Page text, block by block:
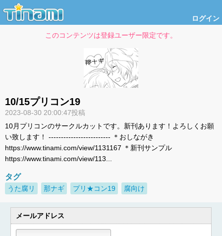
ログイン
このコンテンツは登録ユーザー限定です。
10/15プリコン19
2023-08-30 20:00:47投稿
10月プリコンのサークルカットです。新刊あります！よろしくお願
い致します！ ------------------------- ＊おしながき
https://www.tinami.com/view/1131167 ＊新刊サンプル
https://www.tinami.com/view/113...
タグ
うた腐リ 那ナギ プリ★コン19 腐向け
メールアドレス